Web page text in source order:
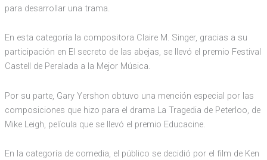
para desarrollar una trama.
En esta categoría la compositora Claire M. Singer, gracias a su
participación en El secreto de las abejas, se llevó el premio Festival
Castell de Peralada a la Mejor Música.
Por su parte, Gary Yershon obtuvo una mención especial por las
composiciones que hizo para el drama La Tragedia de Peterloo, de
Mike Leigh, película que se llevó el premio Educacine.
En la categoría de comedia, el público se decidió por el film de Ken